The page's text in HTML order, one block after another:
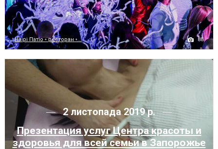
Наірі Патіо ◦ ресторан ◦... 88
2 листопада 2019 р.
Презентация услуг Центра красоты и
здоровья для всей семьи в Запорожье